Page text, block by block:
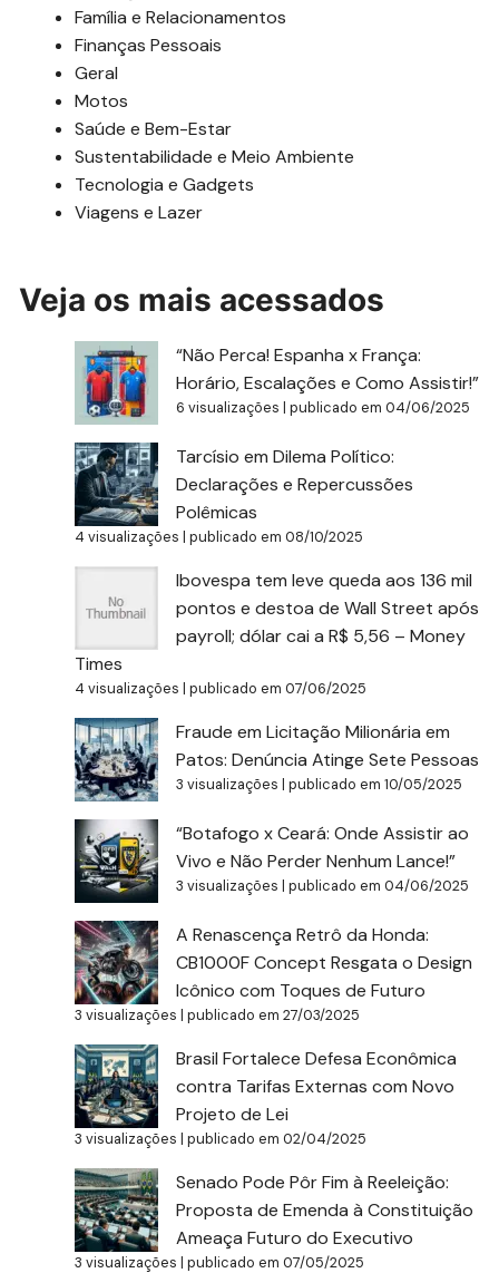
Família e Relacionamentos
Finanças Pessoais
Geral
Motos
Saúde e Bem-Estar
Sustentabilidade e Meio Ambiente
Tecnologia e Gadgets
Viagens e Lazer
Veja os mais acessados
“Não Perca! Espanha x França:
Horário, Escalações e Como Assistir!”
6 visualizações |publicado em 04/06/2025
Tarcísio em Dilema Político:
Declarações e Repercussões
Polêmicas
4 visualizações |publicado em 08/10/2025
Ibovespa tem leve queda aos 136 mil
pontos e destoa de Wall Street após
payroll; dólar cai a R$ 5,56 – Money
Times
4 visualizações |publicado em 07/06/2025
Fraude em Licitação Milionária em
Patos: Denúncia Atinge Sete Pessoas
3 visualizações |publicado em 10/05/2025
“Botafogo x Ceará: Onde Assistir ao
Vivo e Não Perder Nenhum Lance!”
3 visualizações |publicado em 04/06/2025
A Renascença Retrô da Honda:
CB1000F Concept Resgata o Design
Icônico com Toques de Futuro
3 visualizações |publicado em 27/03/2025
Brasil Fortalece Defesa Econômica
contra Tarifas Externas com Novo
Projeto de Lei
3 visualizações |publicado em 02/04/2025
Senado Pode Pôr Fim à Reeleição:
Proposta de Emenda à Constituição
Ameaça Futuro do Executivo
3 visualizações |publicado em 07/05/2025